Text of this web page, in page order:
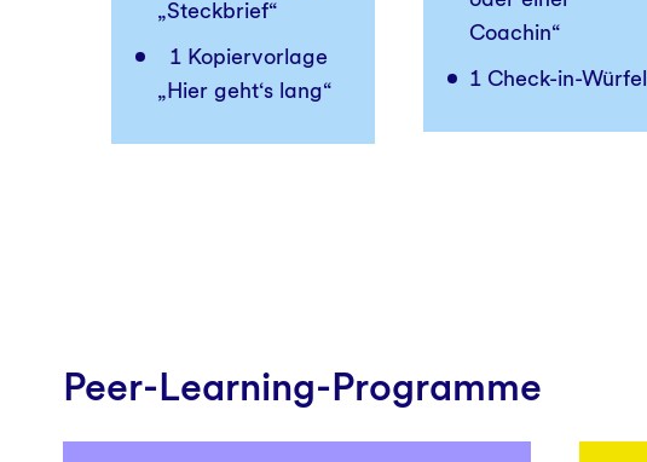
„Steckbrief“
1 Kopiervorlage
„Hier geht‘s lang“
Coachin“
1 Check-in-Würfel
Peer-Learning-Programme